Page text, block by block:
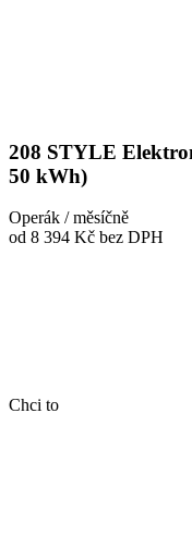
208 STYLE
50 kWh)
Operák / měsíčně
od 8 394 Kč bez DPH
Chci to